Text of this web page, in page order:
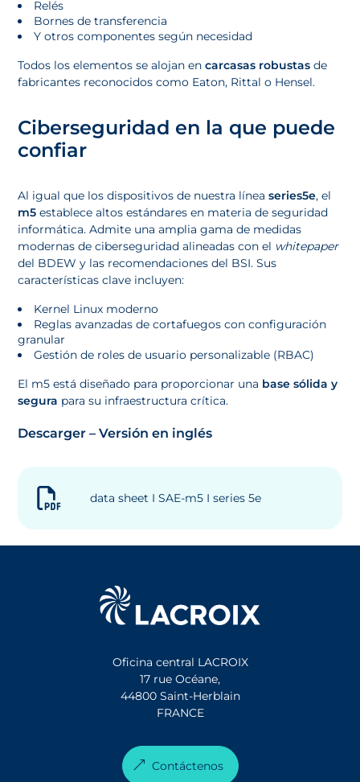
Relés
Bornes de transferencia
Y otros componentes según necesidad
Todos los elementos se alojan encarcasas robustas de
fabricantes reconocidos como Eaton, Rittal o Hensel.
Ciberseguridad en la que puede
confiar
Al igual que los dispositivos de nuestra líneaseries5e, el
m5 establece altos estándares en materia de seguridad
informática. Admite una amplia gama de medidas
modernas de ciberseguridad alineadas con el whitepaper
del BDEW y las recomendaciones del BSI. Sus
características clave incluyen:
Kernel Linux moderno
Reglas avanzadas de cortafuegos con configuración
granular
Gestión de roles de usuario personalizable (RBAC)
El m5 está diseñado para proporcionar una base sólida y
segura para su infraestructura crítica.
Descarger – Versión en inglés
data sheet I SAE-m5 I series 5e
Oficina central LACROIX
17 rue Océane,
44800 Saint-Herblain
FRANCE
Contáctenos